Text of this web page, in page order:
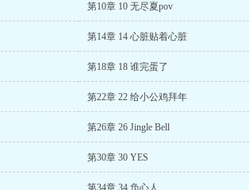
第10章 10 无尽夏pov
第14章 14 心脏贴着心脏
第18章 18 谁完蛋了
第22章 22 给小公鸡拜年
第26章 26 Jingle Bell
第30章 30 YES
第34章 34 负心人